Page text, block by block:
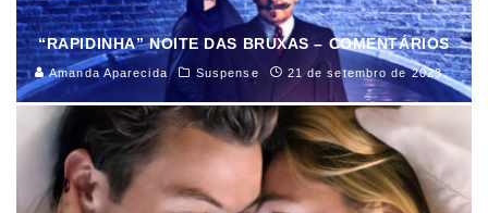
“RAPIDINHA” NOITE DAS BRUXAS – COMENTÁRIOS
Amanda Aparecida Suspense 21 de setembro de 2023